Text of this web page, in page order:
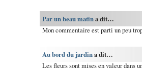
Par un beau matina dit…
Mon commentaire est parti un peu
Au bord du jardina dit…
Les fleurs sont mises en valeur dans